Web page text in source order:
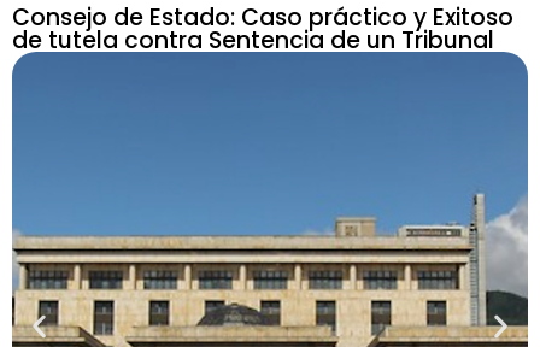
Consejo de Estado: Caso práctico y Exitoso
de tutela contra Sentencia de un Tribunal